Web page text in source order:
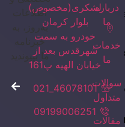
درباره
ما
خدمات
ما
سوالات
متداول
مقالات
لشکری(مخصوص)
بلوار کرمان
خودرو به سمت
شهرقدس بعد از
خیابان الهیه پ161
46078101_021
09199006251
اطلاعات
به‌روز، به
خبرنامه
ما بپیوندید